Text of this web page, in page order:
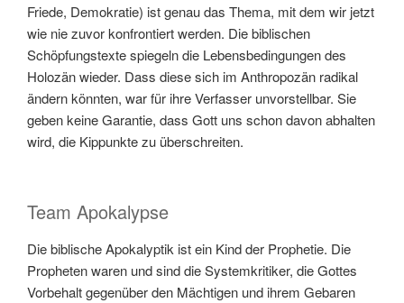
Friede, Demokratie) ist genau das Thema, mit dem wir jetzt
wie nie zuvor konfrontiert werden. Die biblischen
Schöpfungstexte spiegeln die Lebensbedingungen des
Holozän wieder. Dass diese sich im Anthropozän radikal
ändern könnten, war für ihre Verfasser unvorstellbar. Sie
geben keine Garantie, dass Gott uns schon davon abhalten
wird, die Kippunkte zu überschreiten.
Team Apokalypse
Die biblische Apokalyptik ist ein Kind der Prophetie. Die
Propheten waren und sind die Systemkritiker, die Gottes
Vorbehalt gegenüber den Mächtigen und ihrem Gebaren